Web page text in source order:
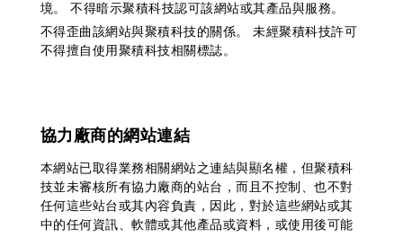
境。 不得暗示聚積科技認可該網站或其產品與服務。
不得歪曲該網站與聚積科技的關係。 未經聚積科技許可
不得擅自使用聚積科技相關標誌。
協力廠商的網站連結
本網站已取得業務相關網站之連結與顯名權，但聚積科
技並未審核所有協力廠商的站台，而且不控制、也不對
任何這些站台或其內容負責，因此，對於這些網站或其
中的任何資訊、軟體或其他產品或資料，或使用後可能